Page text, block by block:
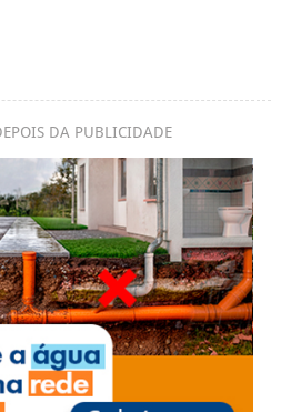
DA PUBLICIDADE